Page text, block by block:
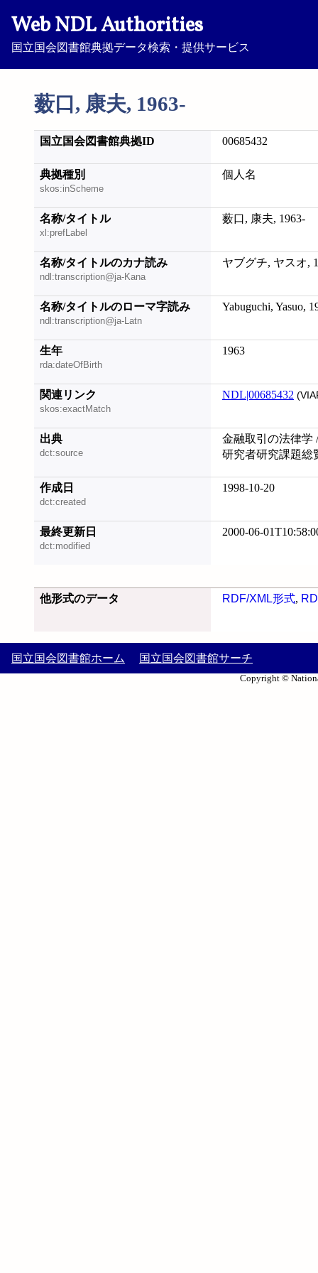
Web NDL Authorities
国立国会図書館典拠データ検索・提供サービス
薮口, 康夫, 1963-
国立国会図書館典拠ID 00685432
典拠種別
skos:inScheme
個人名
名称/タイトル
xl:prefLabel
薮口, 康夫, 1963-
名称/タイトルのカナ読み
ndl:transcription@ja-Kana
ヤブグチ, ヤスオ,
名称/タイトルのローマ字読み
ndl:transcription@ja-Latn
Yabuguchi, Yasuo,
生年
rda:dateOfBirth
1963
関連リンク
skos:exactMatch
NDL|00685432
出典
dct:source
金融取引の法律学
研究者研究課題総
作成日
dct:created
1998-10-20
最終更新日
dct:modified
2000-06-
他形式のデータ RDF/XML形式,
国立国会図書館ホーム 国立国会図書館サーチ
Copyright ©